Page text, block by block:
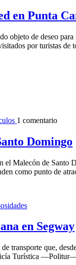
en Punta
objeto de deseo
por turistas
1 comentario
Domingo
el Malecón de Santo
como punto de
en Segway
transporte que,
Turística